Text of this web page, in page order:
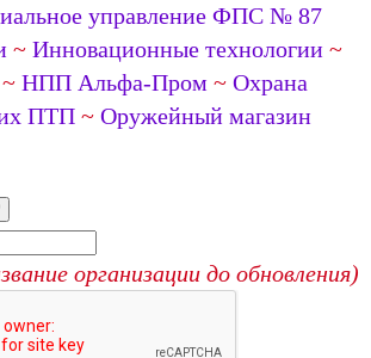
управление ФПС № 87
~Инновационные технологии ~
~НПП Альфа-Пром ~Охрана
ПТП ~Оружейный магазин
организации до обновления)